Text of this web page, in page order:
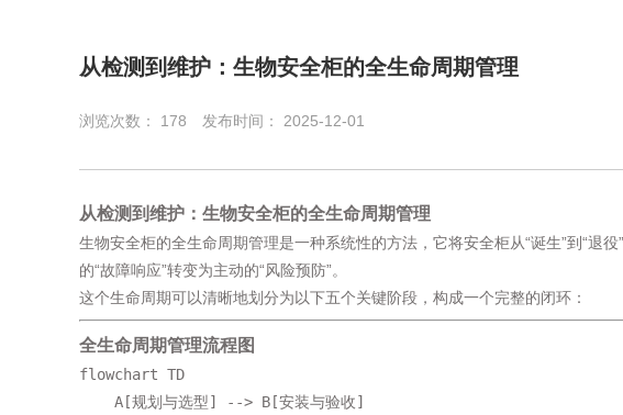
从检测到维护：生物安全柜的全生命周期管理
浏览次数： 178 发布时间： 2025-12-01
从检测到维护：生物安全柜的全生命周期管理
生物安全柜的全生命周期管理是一种系统性的方法，它将安全柜从“诞生”到“退
的“故障响应”转变为主动的“风险预防”。
这个生命周期可以清晰地划分为以下五个关键阶段，构成一个完整的闭环：
全生命周期管理流程图
flowchart TD
    A[规划与选型] --> B[安装与验收]